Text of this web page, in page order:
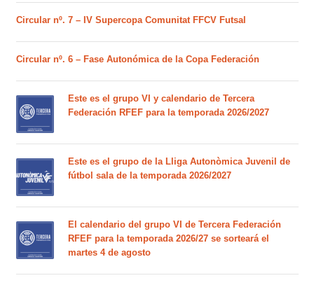
Circular nº. 7 – IV Supercopa Comunitat FFCV Futsal
Circular nº. 6 – Fase Autonómica de la Copa Federación
Este es el grupo VI y calendario de Tercera
Federación RFEF para la temporada 2026/2027
Este es el grupo de la Lliga Autonòmica Juvenil de
fútbol sala de la temporada 2026/2027
El calendario del grupo VI de Tercera Federación
RFEF para la temporada 2026/27 se sorteará el
martes 4 de agosto